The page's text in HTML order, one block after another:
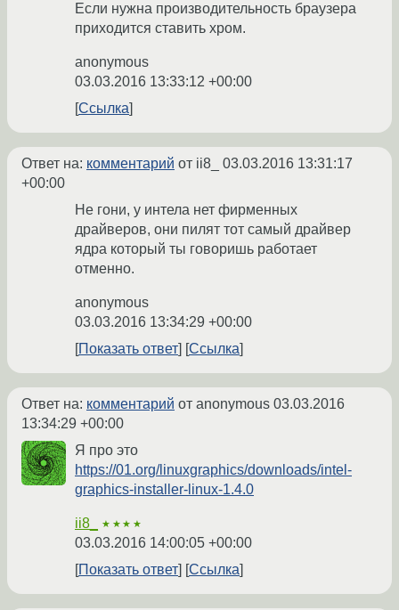
Если нужна производительность браузера
приходится ставить хром.
anonymous
03.03.2016 13:33:12 +00:00
Ссылка
Ответ на: комментарий от ii8_ 03.03.2016 13:31:17
+00:00
Не гони, у интела нет фирменных
драйверов, они пилят тот самый драйвер
ядра который ты говоришь работает
отменно.
anonymous
03.03.2016 13:34:29 +00:00
Показать ответ
Ссылка
Ответ на: комментарий от anonymous 03.03.2016
13:34:29 +00:00
Я про это
https://01.org/linuxgraphics/downloads/intel-
graphics-installer-linux-1.4.0
ii8_ ★★★★
03.03.2016 14:00:05 +00:00
Показать ответ
Ссылка